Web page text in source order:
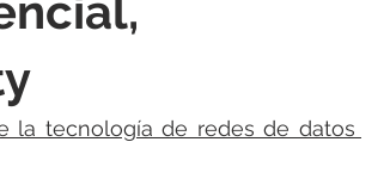
la tecnología de redes de datos